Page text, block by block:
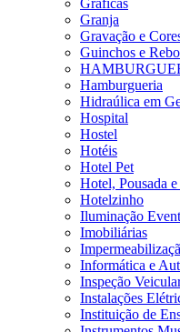
Gráficas
Granja
Gravação e
Guinchos e
Hamburgueria
Hidraúlica em
Hospital
Hostel
Hotéis
Hotel Pet
Hotel, Pousada
Hotelzinho
Iluminação
Imobiliárias
Informática e
Inspeção
Instalações
Instituição de